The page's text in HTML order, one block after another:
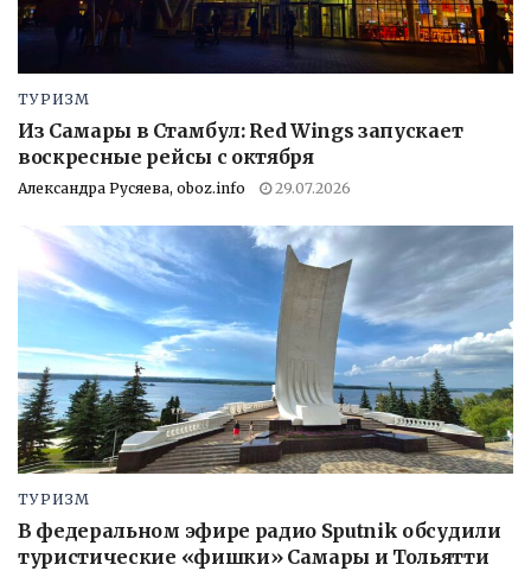
ТУРИЗМ
Из Самары в Стамбул: Red Wings запускает
воскресные рейсы с октября
Александра Русяева, oboz.info 29.07.2026
ТУРИЗМ
В федеральном эфире радио Sputnik обсудили
туристические «фишки» Самары и Тольятти